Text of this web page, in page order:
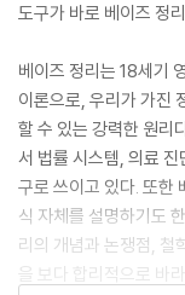
도구가 바로 베이즈 정
베이즈 정리는 18세기
이론으로, 우리가 가진
할 수 있는 강력한 원리
서 법률 시스템, 의료
구로 쓰이고 있다. 또한
식 자체를 설명하기도
리의 개념과 논쟁점, 철
을 보다 합리적으로 바